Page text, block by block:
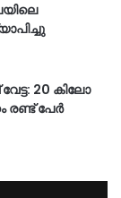
20 കിലോ
രണ്ട് പേർ